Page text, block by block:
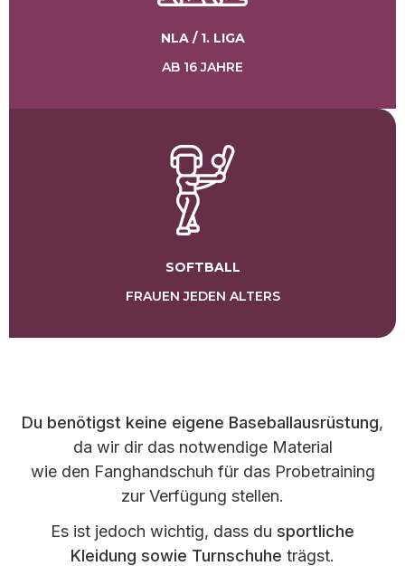
NLA / 1. Liga
ab 16 Jahre
Softball
Frauen jeden Alters
Du benötigst keine eigene Baseballausrüstung,
da wir dir das notwendige Material
wie den Fanghandschuh für das Probetraining
zur Verfügung stellen.
Es ist jedoch wichtig, dass du sportliche
Kleidung sowie Turnschuhe trägst.